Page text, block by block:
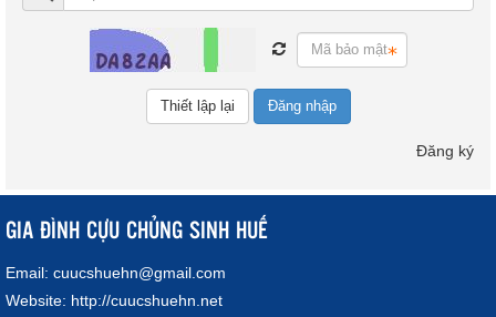
Đăng nhập
Đăng ký
GIA ĐÌNH CỰU CHỦNG SINH HUẾ
Email: cuucshuehn@gmail.com
Website: http://cuucshuehn.net